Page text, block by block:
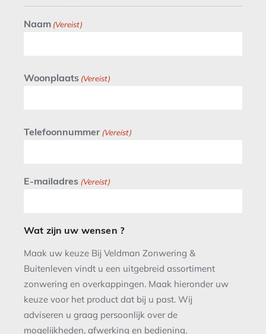
Naam (Vereist)
Woonplaats (Vereist)
Telefoonnummer (Vereist)
E-mailadres (Vereist)
Wat zijn uw wensen ?
Maak uw keuze Bij Veldman Zonwering &
Buitenleven vindt u een uitgebreid assortiment
zonwering en overkappingen. Maak hieronder uw
keuze voor het product dat bij u past. Wij
adviseren u graag persoonlijk over de
mogelijkheden, afwerking en bediening.